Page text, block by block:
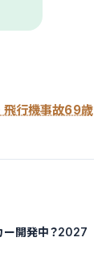
飛行機事故69歳
ー開発中？2027